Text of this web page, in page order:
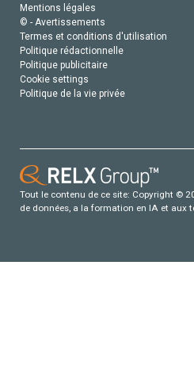
Mentions légales
© - Avertissements
Termes et conditions d'utilisation
Politique rédactionnelle
Politique publicitaire
Cookie settings
Politique de la vie privée
Tout le contenu de ce site: Copyright ©
de données, a la formation en IA et aux